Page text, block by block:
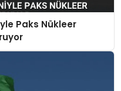
Paks Nükleer